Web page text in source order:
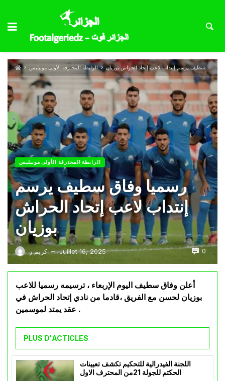
الرابطة المحترفة الأولى موبيليس رسميا وفاق سطيف يرسم إنتداب لاعب إتحاد الحراش بوزيان
الرابطة المحترفة الأولى موبيليس
رسميا وفاق سطيف يرسم
إنتداب لاعب إتحاد الحراش
بوزيان
كريم ز — Juillet 16, 2025 0
أعلن وفاق سطيف اليوم الإربعاء ، ترسيمه رسميا للاعب
بوزيان لحسن مع الفريق ،قادما من نادي إتحاد الحراش في
عقد يمتد لموسمين .
PLUS D'ACTICLES
اللجنة الفيدرالية للتحكيم تكشف تعيينات
الحكتم للجولة 21من المحترف الاول